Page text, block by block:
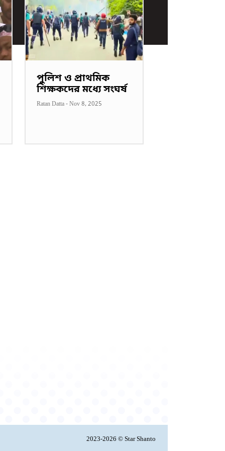
পুলিশ ও প্রাথমিক
শিক্ষকদের মধ্যে সংঘর্ষ
Ratan Datta-Nov 8, 2025
2023-2026 © Star Shanto